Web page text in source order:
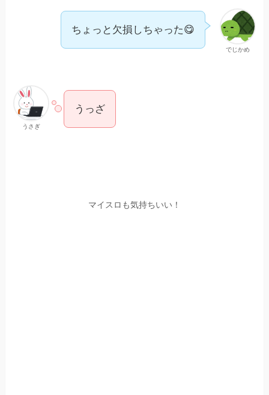
でじかめ
ちょっと欠損しちゃった😋
うさぎ
うっざ
マイスロも気持ちいい！